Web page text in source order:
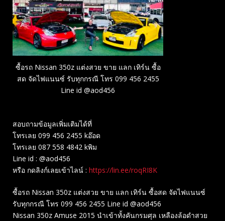
ซื้อรถ Nissan 350z แต่งสวย ขาย แลก เทิร์น ซื้อ
สด จัดไฟแนนซ์ รับทุกกรณี โทร 099 456 2455
Line id @aod456
สอบถามข้อมูลเพิ่มเติมได้ที่
โทรเลย 099 456 2455 kอ๊อด
โทรเลย 087 558 4842 kพิม
Line id : @aod456
หรือ กดลิงก์เลยเข้าไลน์ : https://lin.ee/roqRI8K
ซื้อรถ Nissan 350z แต่งสวย ขาย แลก เทิร์น ซื้อสด จัดไฟแนนซ์
รับทุกกรณี โทร 099 456 2455 Line id @aod456
Nissan 350z Amuse 2015 นำเข้าทั้งคันกรมศุล เหลืองล้อดำสวย